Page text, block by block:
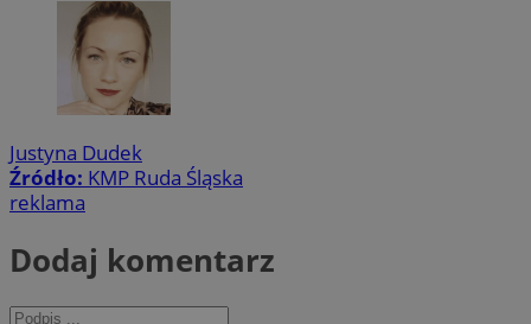
Justyna Dudek
Źródło: KMP Ruda Śląska
reklama
Dodaj komentarz